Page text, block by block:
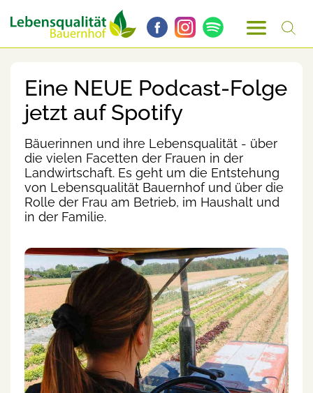
Eine NEUE Podcast-Folge
jetzt auf Spotify
Bäuerinnen und ihre Lebensqualität - über
die vielen Facetten der Frauen in der
Landwirtschaft. Es geht um die Entstehung
von Lebensqualität Bauernhof und über die
Rolle der Frau am Betrieb, im Haushalt und
in der Familie.